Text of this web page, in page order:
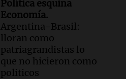
Política esquina
Economía.
Argentina-Brasil:
lloran como
patriagrandistas lo
que no hicieron como
politicos